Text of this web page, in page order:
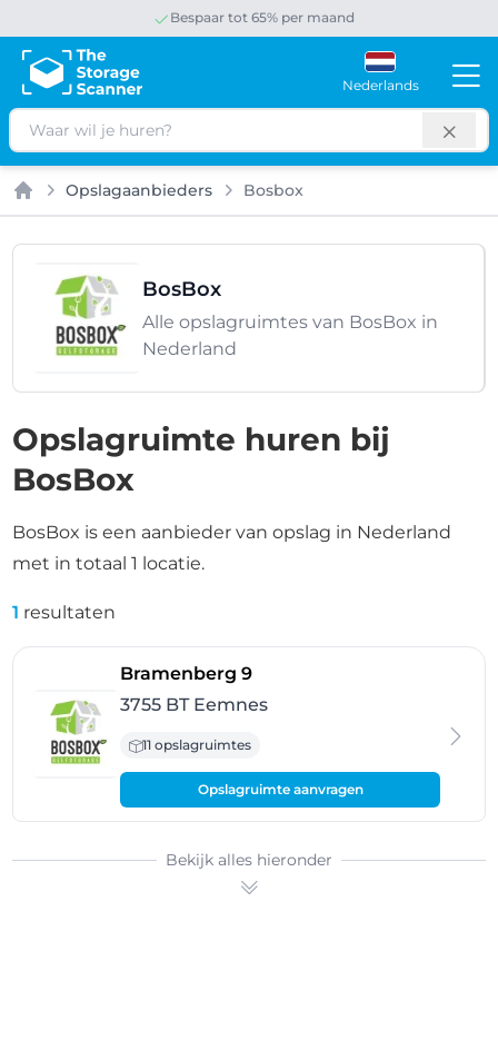
Bespaar tot 65% per maand
Nederlands
Zoeken
Home
Opslagaanbieders Bosbox
BosBox
Alle opslagruimtes van BosBox in
Nederland
Opslagruimte huren bij
BosBox
BosBox is een aanbieder van opslag in Nederland
met in totaal 1 locatie.
1 resultaten
Bramenberg 9- Eemnes
3755 BT Eemnes
11 opslagruimtes
Opslagruimte aanvragen
Bekijk alles hieronder